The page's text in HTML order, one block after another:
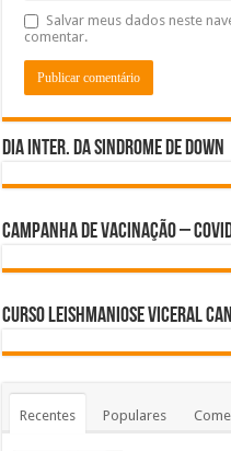
Salvar meus dados neste
comentar.
Dia inter. da Sindrome de Down
Campanha de Vacinação –
Curso Leishmaniose Viceral
Recentes Populares